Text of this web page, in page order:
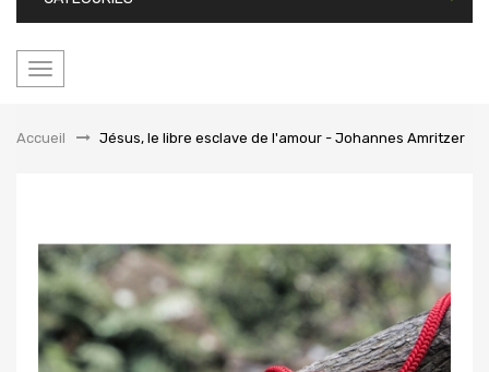
Basculer
Accueil
&gt;Jésus, le libre esclave de l'amour - Johannes Amritzer